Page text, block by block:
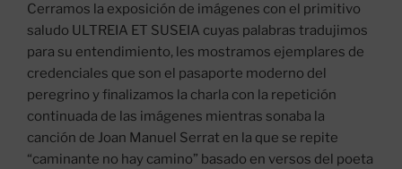
Cerramos la exposición de imágenes con el primitivo
saludo ULTREIA ET SUSEIA cuyas palabras tradujimos
para su entendimiento, les mostramos ejemplares de
credenciales que son el pasaporte moderno del
peregrino y finalizamos la charla con la repetición
continuada de las imágenes mientras sonaba la
canción de Joan Manuel Serrat en la que se repite
“caminante no hay camino” basado en versos del poeta